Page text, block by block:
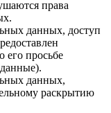
права
данных, доступ
его просьбе
данных,
раскрытию